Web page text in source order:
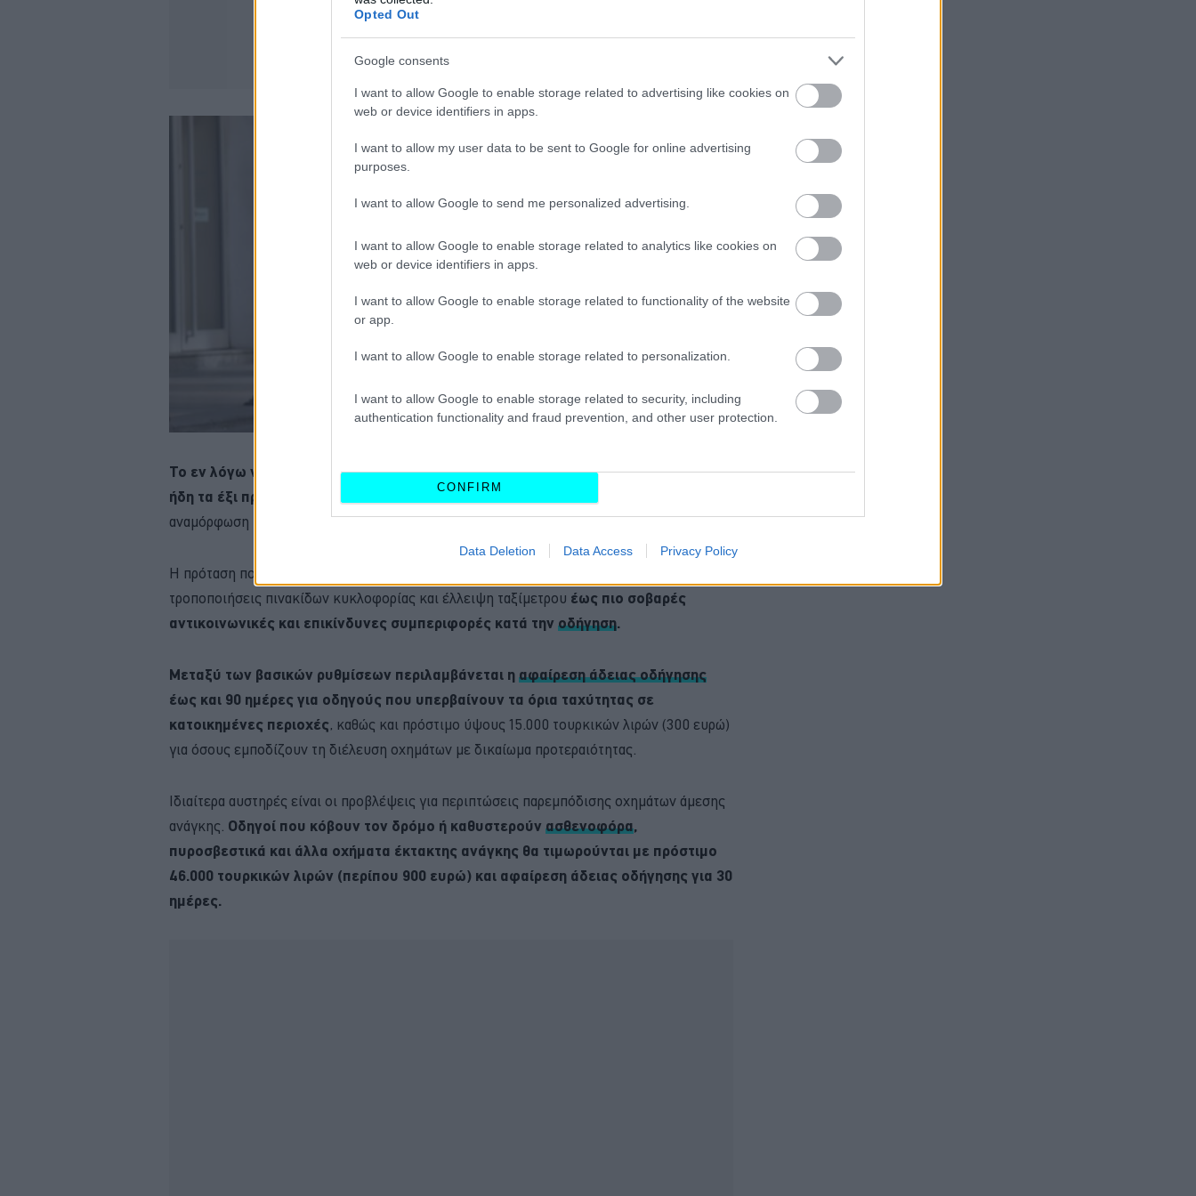
Opted Out
Google consents
I want to allow Google to enable storage related to advertising like cookies on
web or device identifiers in apps.
I want to allow my user data to be sent to Google for online advertising
purposes.
I want to allow Google to send me personalized advertising.
I want to allow Google to enable storage related to analytics like cookies on
web or device identifiers in apps.
I want to allow Google to enable storage related to functionality of the website
or app.
I want to allow Google to enable storage related to personalization.
I want to allow Google to enable storage related to security, including
authentication functionality and fraud prevention, and other user protection.
CONFIRM
Data Deletion Data Access Privacy Policy
Το εν λόγω νομοσχέδιο έχει κατατεθεί από το κυβερνών κόμμα τουΕρντογάνκαι
ήδη τα έξι πρώτα άρθρα του έχουν εγκριθεί,ανοίγοντας τον δρόμο για μια συνολική
αναμόρφωση του πλαισίου κυρώσεων στους τουρκικούς δρόμους.
Η πρόταση που θα συζητηθεί καλύπτει ένα ευρύ φάσμα παραβάσεων, από παράνομες
τροποποιήσεις πινακίδων κυκλοφορίας και έλλειψη ταξίμετρου έως πιο σοβαρές
αντικοινωνικές και επικίνδυνες συμπεριφορές κατά την οδήγηση.
Μεταξύ των βασικών ρυθμίσεων περιλαμβάνεται η αφαίρεση άδειας οδήγησης
έως και 90 ημέρες για οδηγούς που υπερβαίνουν τα όρια ταχύτητας σε
κατοικημένες περιοχές, καθώς και πρόστιμο ύψους 15.000 τουρκικών λιρών (300 ευρώ)
για όσους εμποδίζουν τη διέλευση οχημάτων με δικαίωμα προτεραιότητας.
Ιδιαίτερα αυστηρές είναι οι προβλέψεις για περιπτώσεις παρεμπόδισης οχημάτων άμεσης
ανάγκης. Οδηγοί που κόβουν τον δρόμο ή καθυστερούν ασθενοφόρα,
πυροσβεστικά και άλλα οχήματα έκτακτης ανάγκης θα τιμωρούνται με πρόστιμο
46.000 τουρκικών λιρών (περίπου 900 ευρώ) και αφαίρεση άδειας οδήγησης για 30
ημέρες.